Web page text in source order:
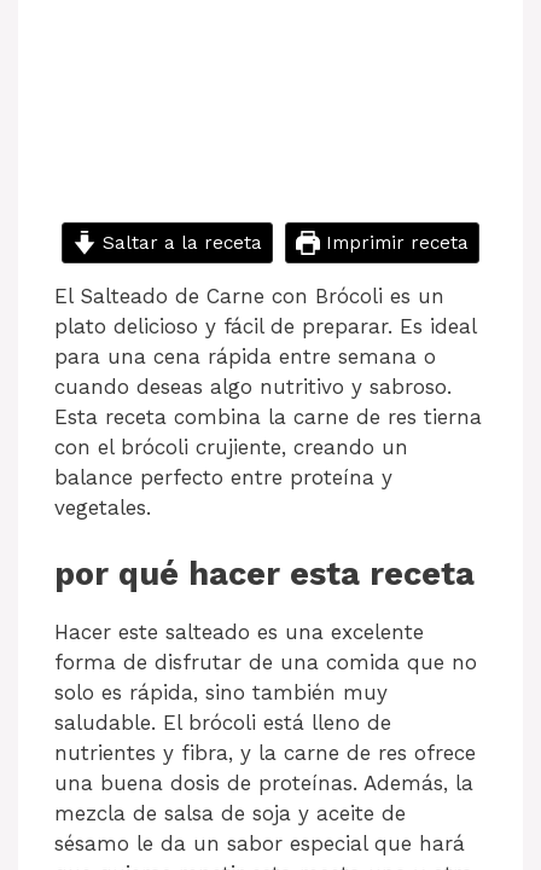
Saltar a la receta Imprimir receta
El Salteado de Carne con Brócoli es un
plato delicioso y fácil de preparar. Es ideal
para una cena rápida entre semana o
cuando deseas algo nutritivo y sabroso.
Esta receta combina la carne de res tierna
con el brócoli crujiente, creando un
balance perfecto entre proteína y
vegetales.
por qué hacer esta receta
Hacer este salteado es una excelente
forma de disfrutar de una comida que no
solo es rápida, sino también muy
saludable. El brócoli está lleno de
nutrientes y fibra, y la carne de res ofrece
una buena dosis de proteínas. Además, la
mezcla de salsa de soja y aceite de
sésamo le da un sabor especial que hará